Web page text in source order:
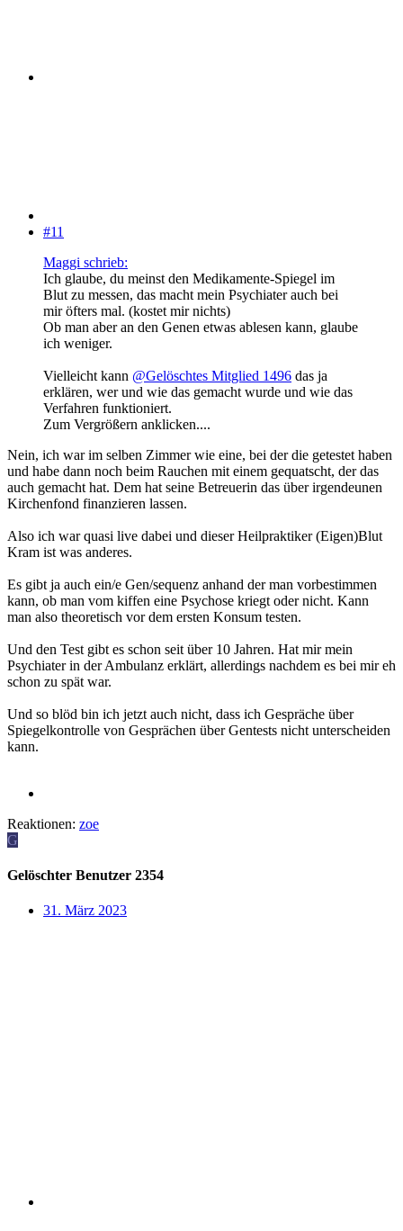
#11
Maggi schrieb:
Ich glaube, du meinst den Medikamente-Spiegel im
Blut zu messen, das macht mein Psychiater auch bei
mir öfters mal. (kostet mir nichts)
Ob man aber an den Genen etwas ablesen kann, glaube
ich weniger.
Vielleicht kann @Gelöschtes Mitglied 1496 das ja
erklären, wer und wie das gemacht wurde und wie das
Verfahren funktioniert.
Zum Vergrößern anklicken....
Nein, ich war im selben Zimmer wie eine, bei der die getestet haben
und habe dann noch beim Rauchen mit einem gequatscht, der das
auch gemacht hat. Dem hat seine Betreuerin das über irgendeunen
Kirchenfond finanzieren lassen.
Also ich war quasi live dabei und dieser Heilpraktiker (Eigen)Blut
Kram ist was anderes.
Es gibt ja auch ein/e Gen/sequenz anhand der man vorbestimmen
kann, ob man vom kiffen eine Psychose kriegt oder nicht. Kann
man also theoretisch vor dem ersten Konsum testen.
Und den Test gibt es schon seit über 10 Jahren. Hat mir mein
Psychiater in der Ambulanz erklärt, allerdings nachdem es bei mir eh
schon zu spät war.
Und so blöd bin ich jetzt auch nicht, dass ich Gespräche über
Spiegelkontrolle von Gesprächen über Gentests nicht unterscheiden
kann.
Reaktionen: zoe
G
Gelöschter Benutzer 2354
31. März 2023